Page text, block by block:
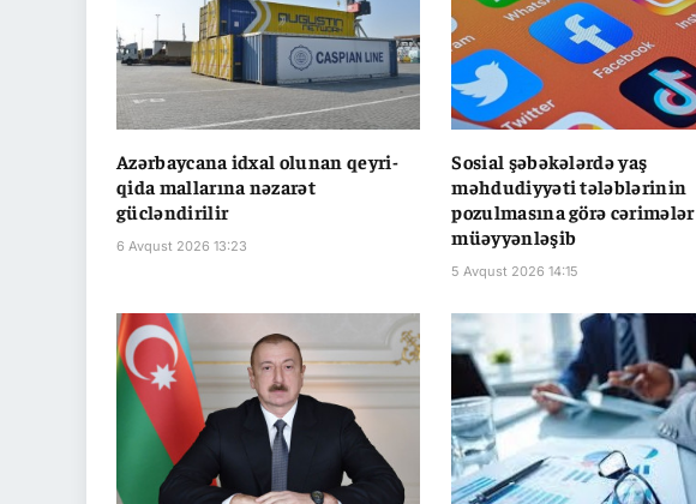
Azərbaycana idxal olunan qeyri-
qida mallarına nəzarət
gücləndirilir
6 Avqust 2026 13:23
Sosial şəbəkələrdə yaş
məhdudiyyəti tələblərinin
pozulmasına görə cərimələr
müəyyənləşib
5 Avqust 2026 14:15